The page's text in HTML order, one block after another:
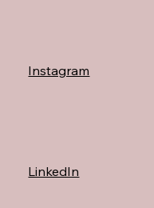
Instagram
LinkedIn